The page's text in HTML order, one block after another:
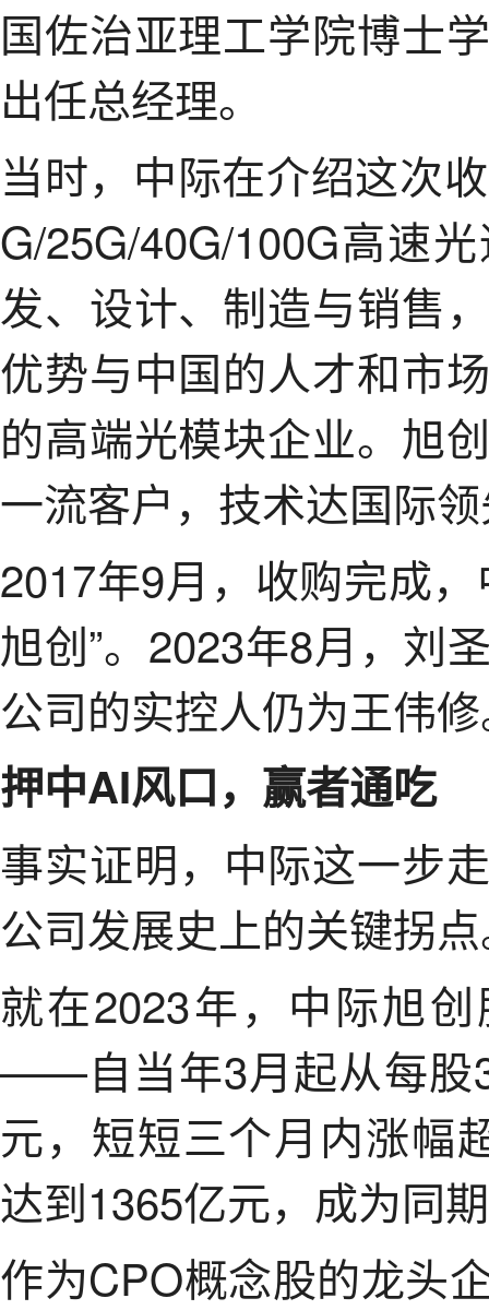
国佐治亚理工学院博士
出任总经理。
当时，中际在介绍这次
G/25G/40G/100G高速
发、设计、制造与销售
优势与中国的人才和市
的高端光模块企业。旭
一流客户，技术达国际
2017年9月，收购完成
旭创”。2023年8月，刘
公司的实控人仍为王伟
押中AI风口，赢者通吃
事实证明，中际这一步
公司发展史上的关键拐
就在2023年，中际旭
——自当年3月起从每股
元，短短三个月内涨幅
达到1365亿元，成为同
作为CPO概念股的龙头